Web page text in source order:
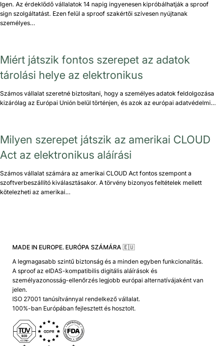
Igen. Az érdeklődő vállalatok 14 napig ingyenesen kipróbálhatják a sproof
sign szolgáltatást. Ezen felül a sproof szakértői szívesen nyújtanak
személyes…
Miért játszik fontos szerepet az adatok
tárolási helye az elektronikus
Számos vállalat szeretné biztosítani, hogy a személyes adatok feldolgozása
kizárólag az Európai Unión belül történjen, és azok az európai adatvédelmi…
Milyen szerepet játszik az amerikai CLOUD
Act az elektronikus aláírási
Számos vállalat számára az amerikai CLOUD Act fontos szempont a
szoftverbeszállító kiválasztásakor. A törvény bizonyos feltételek mellett
kötelezheti az amerikai…
MADE IN EUROPE. EURÓPA SZÁMÁRA 🇪🇺
A legmagasabb szintű biztonság és a minden egyben funkcionalitás.
A sproof az eIDAS-kompatibilis digitális aláírások és
személyazonosság-ellenőrzés legjobb európai alternatívájaként van
jelen.
ISO 27001 tanúsítvánnyal rendelkező vállalat.
100%-ban Európában fejlesztett és hosztolt.